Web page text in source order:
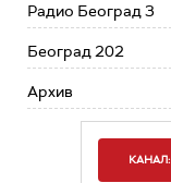
Радио Београд 3
Београд 202
Архив
КАНАЛ: